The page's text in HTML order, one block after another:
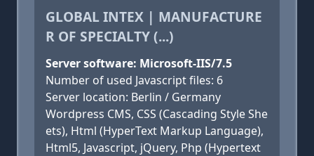
GLOBAL INTEX | MANUFACTURE
R OF SPECIALTY (...)
Server software: Microsoft-IIS/7.5
Number of used Javascript files: 6
Server location: Berlin / Germany
Wordpress CMS, CSS (Cascading Style She
ets), Html (HyperText Markup Language),
Html5, Javascript, jQuery, Php (Hypertext